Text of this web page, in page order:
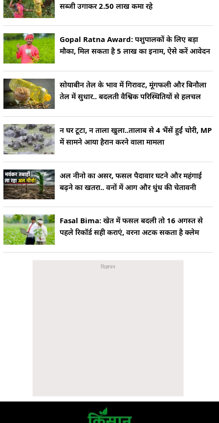
सब्जी उगाकर 2.50 लाख कमा रहे
Gopal Ratna Award: पशुपालकों के लिए बड़ा
मौका, मिल सकता है 5 लाख का इनाम, ऐसे करें आवेदन
सोयाबीन तेल के भाव में गिरावट, मूंगफली और बिनौला
तेल में सुधार.. बदलती वैश्विक परिस्थितियों से हलचल
न घर टूटा, न ताला खुला..तालाब से 4 भैंसें हुईं चोरी, MP
में सामने आया हैरान करने वाला मामला
अल नीनो का असर, फसल पैदावार घटने और महंगाई
बढ़ने का खतरा.. वनों में आग और धुंध की चेतावनी
Fasal Bima: खेत में फसल बदली तो 16 अगस्त से
पहले रिकॉर्ड सही कराएं, वरना अटक सकता है क्लेम